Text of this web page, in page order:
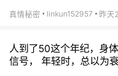
真情秘密 linkun152957 昨天
人到了50这个年纪，身
信号， 年轻时，总以为